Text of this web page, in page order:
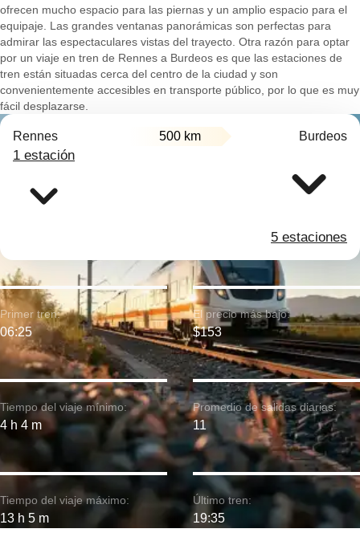
ofrecen mucho espacio para las piernas y un amplio espacio para el
equipaje. Las grandes ventanas panorámicas son perfectas para
admirar las espectaculares vistas del trayecto. Otra razón para optar
por un viaje en tren de Rennes a Burdeos es que las estaciones de
tren están situadas cerca del centro de la ciudad y son
convenientemente accesibles en transporte público, por lo que es muy
fácil desplazarse.
Rennes 500 km Burdeos
1 estación
5 estaciones
Tiempo del viaje mínimo:
4 h 4 m
Primer tren:
06:25
Tiempo del viaje máximo:
13 h 5 m
El precio más bajo:
$153
Promedio de salidas diarias:
11
Último tren:
19:35